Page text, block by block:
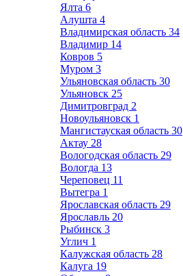
Ялта 6
Алушта 4
Владимирская область 34
Владимир 14
Ковров 5
Муром 3
Ульяновская область 30
Ульяновск 25
Димитровград 2
Новоульяновск 1
Мангистауская область 30
Актау 28
Вологодская область 29
Вологда 13
Череповец 11
Вытегра 1
Ярославская область 29
Ярославль 20
Рыбинск 3
Углич 1
Калужская область 28
Калуга 19